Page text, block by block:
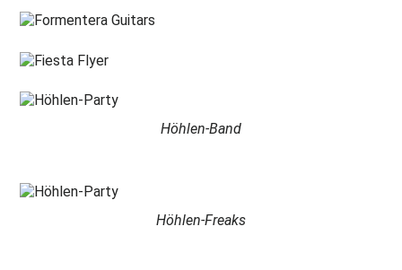
Höhlen-Band
Höhlen-Freaks